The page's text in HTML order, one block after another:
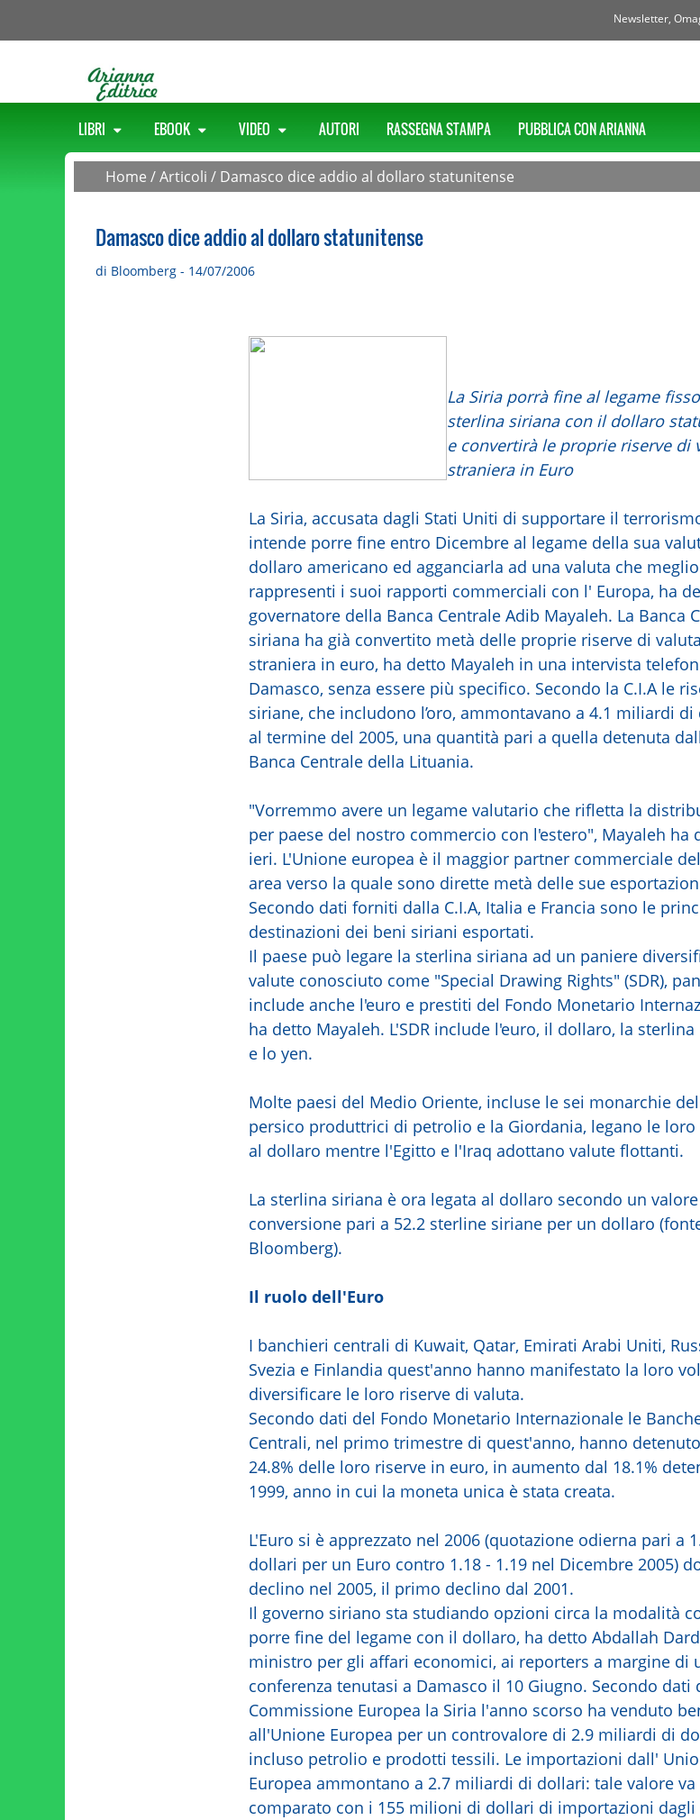
Newsletter,
LIBRI EBOOK VIDEO AUTORI RASSEGNA STAMPA PUBBLICA CON ARIANNA
Home /Articoli / Damasco dice addio al dollaro statunitense
Damasco dice addio al dollaro statunitense
di Bloomberg - 14/07/2006
La Siria porrà fine al legame
sterlina siriana con il dollaro
e convertirà le proprie riserve di
straniera in Euro
La Siria, accusata dagli Stati Uniti di supportare il
intende porre fine entro Dicembre al legame della sua
dollaro americano ed agganciarla ad una valuta che meglio
rappresenti i suoi rapporti commerciali con l' Europa, ha
governatore della Banca Centrale Adib Mayaleh. La Banca
siriana ha già convertito metà delle proprie riserve di valuta
straniera in euro, ha detto Mayaleh in una intervista
Damasco, senza essere più specifico. Secondo la C.I.A le
siriane, che includono l’oro, ammontavano a 4.1 miliardi di
al termine del 2005, una quantità pari a quella detenuta
Banca Centrale della Lituania.
"Vorremmo avere un legame valutario che rifletta la
per paese del nostro commercio con l'estero", Mayaleh ha
ieri. L'Unione europea è il maggior partner commerciale
area verso la quale sono dirette metà delle sue
Secondo dati forniti dalla C.I.A, Italia e Francia sono le
destinazioni dei beni siriani esportati.
Il paese può legare la sterlina siriana ad un paniere
valute conosciuto come "Special Drawing Rights" (SDR),
include anche l'euro e prestiti del Fondo Monetario
ha detto Mayaleh. L'SDR include l'euro, il dollaro, la sterlina
e lo yen.
Molte paesi del Medio Oriente, incluse le sei monarchie
persico produttrici di petrolio e la Giordania, legano le loro
al dollaro mentre l'Egitto e l'Iraq adottano valute flottanti.
La sterlina siriana è ora legata al dollaro secondo un
conversione pari a 52.2 sterline siriane per un dollaro
Bloomberg).
Il ruolo dell'Euro
I banchieri centrali di Kuwait, Qatar, Emirati Arabi Uniti,
Svezia e Finlandia quest'anno hanno manifestato la loro
diversificare le loro riserve di valuta.
Secondo dati del Fondo Monetario Internazionale le
Centrali, nel primo trimestre di quest'anno, hanno
24.8% delle loro riserve in euro, in aumento dal 18.1%
1999, anno in cui la moneta unica è stata creata.
L'Euro si è apprezzato nel 2006 (quotazione odierna pari a
dollari per un Euro contro 1.18 - 1.19 nel Dicembre 2005)
declino nel 2005, il primo declino dal 2001.
Il governo siriano sta studiando opzioni circa la modalità
porre fine del legame con il dollaro, ha detto Abdallah
ministro per gli affari economici, ai reporters a margine di
conferenza tenutasi a Damasco il 10 Giugno. Secondo dati
Commissione Europea la Siria l'anno scorso ha venduto
all'Unione Europea per un controvalore di 2.9 miliardi di
incluso petrolio e prodotti tessili. Le importazioni dall'
Europea ammontano a 2.7 miliardi di dollari: tale valore va
comparato con i 155 milioni di dollari di importazioni dagli